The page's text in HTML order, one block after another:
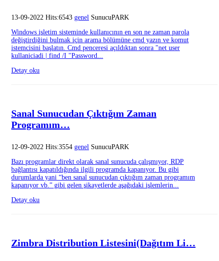
13-09-2022 Hits:6543 genel SunucuPARK
Windows işletim sisteminde kullanıcının en son ne zaman parola
değiştirdiğini bulmak için arama bölümüne cmd yazın ve komut
istemcisini başlatın. Cmd penceresi açıldıktan sonra "net user
kullaniciadi | find /I "Password...
Detay oku
Sanal Sunucudan Çıktığım Zaman
Programım…
12-09-2022 Hits:3554 genel SunucuPARK
Bazı programlar direkt olarak sanal sunucuda çalışmıyor, RDP
bağlantısı kapatıldığında ilgili programda kapanıyor. Bu gibi
durumlarda yani “ben sanal sunucudan çıktığım zaman programım
kapanıyor vb.” gibi gelen şikayetlerde aşağıdaki işlemlerin...
Detay oku
Zimbra Distribution Listesini(Dağıtım Li…